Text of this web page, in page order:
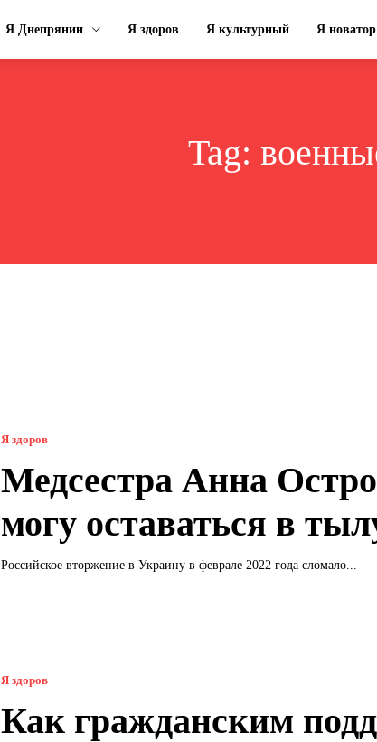
Я Днепрянин Я здоров Я культурный Я новатор
Tag:
Я здоров
Медсестра Анна
могу оставаться в
Российское вторжение в Украину в феврале 2022 года сломало...
Я здоров
Как гражданским